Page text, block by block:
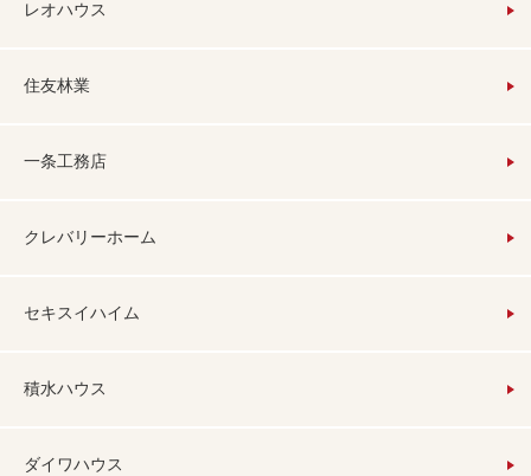
レオハウス
住友林業
一条工務店
クレバリーホーム
セキスイハイム
積水ハウス
ダイワハウス